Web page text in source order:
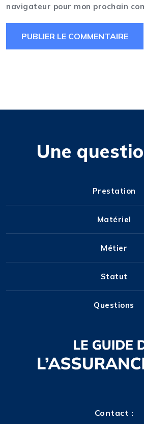
navigateur pour mon prochain
Une
Prestation
Matériel
Métier
Statut
Questions
Contact :